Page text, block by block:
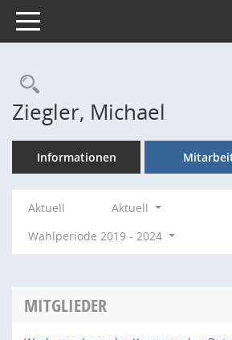
Toggle navigation
Rechercheauswahl
Ziegler, Michael
Informationen
Aktuell
Aktuell
Wahlperiode 2019 - 2024
MITGLIEDER